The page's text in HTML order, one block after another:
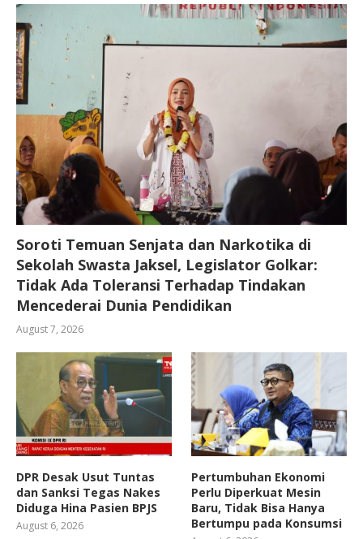
Soroti Temuan Senjata dan Narkotika di
Sekolah Swasta Jaksel, Legislator Golkar:
Tidak Ada Toleransi Terhadap Tindakan
Mencederai Dunia Pendidikan
August 7, 2026
DPR Desak Usut Tuntas
dan Sanksi Tegas Nakes
Diduga Hina Pasien BPJS
August 6, 2026
Pertumbuhan Ekonomi
Perlu Diperkuat Mesin
Baru, Tidak Bisa Hanya
Bertumpu pada Konsumsi